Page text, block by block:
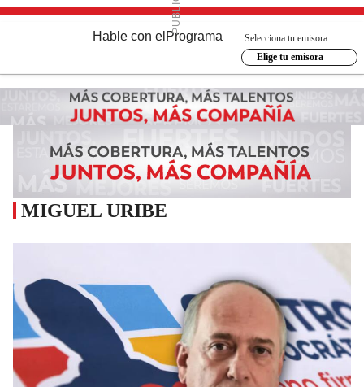
Hable con el Programa
Selecciona tu emisora
Elige tu emisora
MIGUEL URIBE